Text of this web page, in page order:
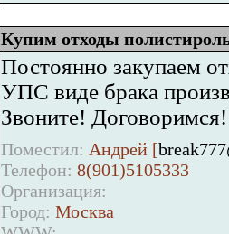
Купим отходы
Постоянно закупаем
УПС виде брака
Звоните! Договоримся!
Поместил: Андрей [
Телефон: 8(901)5105333
Организация:
Город: Москва